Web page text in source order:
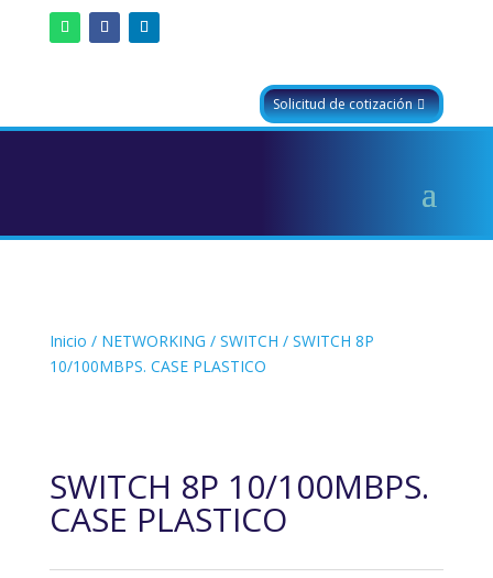
Solicitud de cotización
Inicio / NETWORKING / SWITCH / SWITCH 8P
10/100MBPS. CASE PLASTICO
SWITCH 8P 10/100MBPS.
CASE PLASTICO